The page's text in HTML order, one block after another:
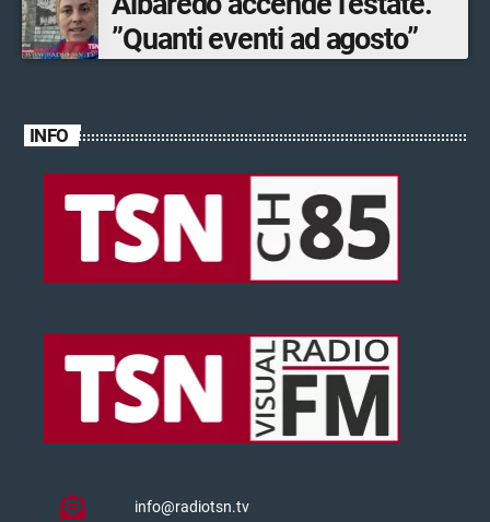
”Quanti eventi ad agosto”
INFO
info@radiotsn.tv